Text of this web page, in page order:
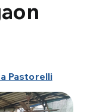
Pastorelli